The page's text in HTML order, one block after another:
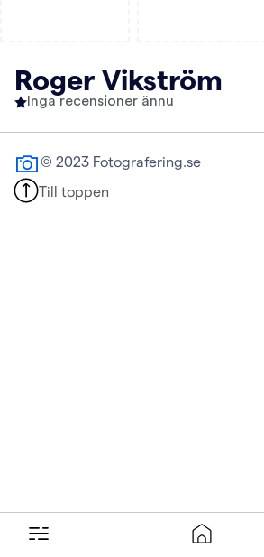
Roger Vikström
Inga recensioner ännu
© 2023 Fotografering.se
Till toppen